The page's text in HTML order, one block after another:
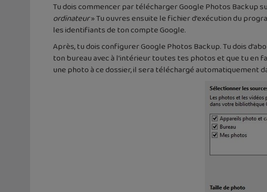
Tu dois commencer par télécharger Google Photos Backup
ordinateur» Tu ouvres ensuite le fichier d’exécution du
les identifiants de ton compte Google.
Après, tu dois configurer Google Photos Backup. Tu dois
ton bureau avec à l’intérieur toutes tes photos et que tu en
une photo à ce dossier, il sera téléchargé automatiquement